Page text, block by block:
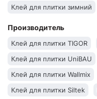
Клей для плитки зимний
Производитель
Клей для плитки TIGOR
Клей для плитки UniBAU
Клей для плитки Wallmix
Клей для плитки Siltek